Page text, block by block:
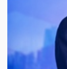
Dịch